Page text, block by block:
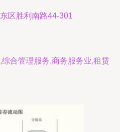
区胜利南路44-301
合管理服务,商务服务业,租赁